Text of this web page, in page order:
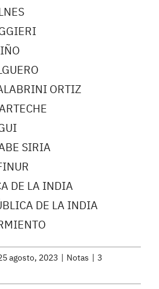
ORTIZ
SIRIA
DE LA INDIA
DE LA INDIA
agosto, 2023 | Notas | 3